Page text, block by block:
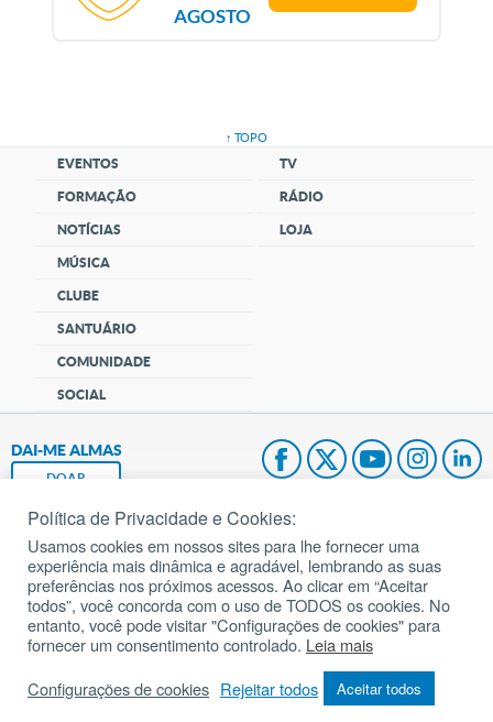
AGOSTO
↑ TOPO
EVENTOS
FORMAÇÃO
NOTÍCIAS
MÚSICA
CLUBE
SANTUÁRIO
COMUNIDADE
SOCIAL
TV
RÁDIO
LOJA
DAI-ME ALMAS
DOAR
Fundação João Paulo II
Pedido de Oração
Mapa do site
Todos os direitos reservados.
Política de Privacidade e Cookies:
Usamos cookies em nossos sites para lhe fornecer uma
experiência mais dinâmica e agradável, lembrando as suas
preferências nos próximos acessos. Ao clicar em “Aceitar
todos”, você concorda com o uso de TODOS os cookies. No
entanto, você pode visitar "Configurações de cookies" para
fornecer um consentimento controlado. Leia mais
Configurações de cookies Rejeitar todos Aceitar todos